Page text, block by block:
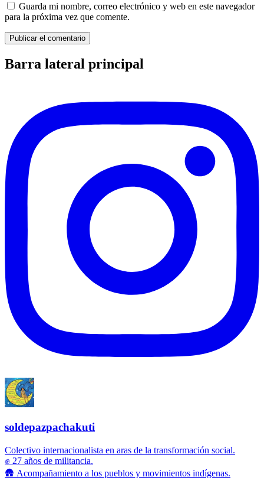
Guarda mi nombre, correo electrónico y web en este navegador
para la próxima vez que comente.
Barra lateral principal
soldepazpachakuti
Colectivo internacionalista en aras de la transformación social.
✊ 27 años de militancia.
🛖 Acompañamiento a los pueblos y movimientos indígenas.